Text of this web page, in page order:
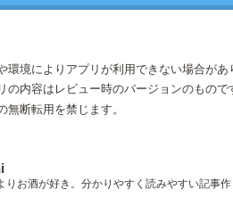
境によりアプリが利用できない場合があ
内容はレビュー時のバージョンのもので
断転用を禁じます。
りお酒が好き。分かりやすく読みやすい記事